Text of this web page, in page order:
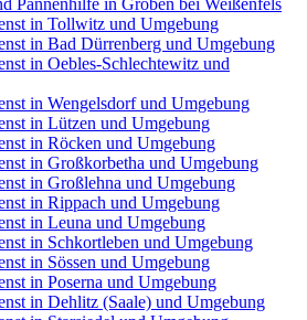
Pannenhilfe in Gröben bei Weißenfels
in Tollwitz und Umgebung
in Bad Dürrenberg und Umgebung
in Oebles-Schlechtewitz und
in Wengelsdorf und Umgebung
in Lützen und Umgebung
in Röcken und Umgebung
in Großkorbetha und Umgebung
in Großlehna und Umgebung
in Rippach und Umgebung
in Leuna und Umgebung
in Schkortleben und Umgebung
in Sössen und Umgebung
in Poserna und Umgebung
in Dehlitz (Saale) und Umgebung